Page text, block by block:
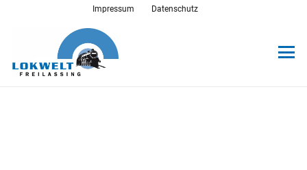
Impressum Datenschutz